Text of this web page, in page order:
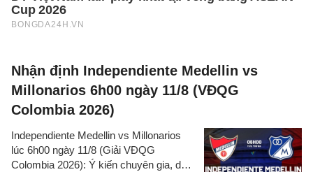
Nhận định Independiente Medellin vs
Millonarios 6h00 ngày 11/8 (VĐQG
Colombia 2026)
Independiente Medellin vs Millonarios
lúc 6h00 ngày 11/8 (Giải VĐQG
Colombia 2026): Ý kiến chuyên gia, dự